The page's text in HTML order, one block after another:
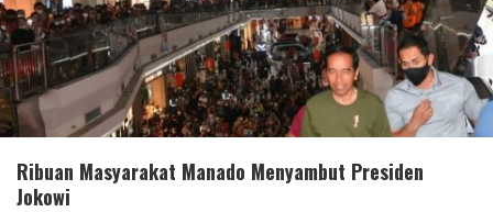
Ribuan Masyarakat Manado Menyambut Presiden
Jokowi